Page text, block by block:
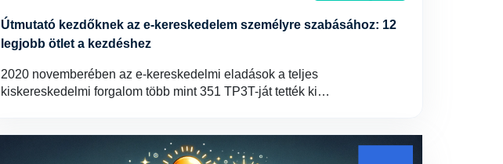
Útmutató kezdőknek az e-kereskedelem személyre szabásához: 12
legjobb ötlet a kezdéshez
2020 novemberében az e-kereskedelmi eladások a teljes
kiskereskedelmi forgalom több mint 351 TP3T-ját tették ki…